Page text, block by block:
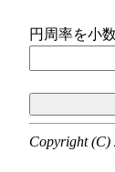
円周率を小
Copyright (C)